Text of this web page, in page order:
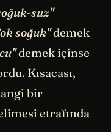
suz"
soğuk"demek
demek içinse
Kısacası,
bir
etrafında